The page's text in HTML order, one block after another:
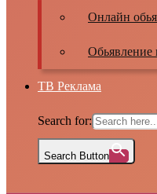
Онлайн
Обьявление
ТВ Реклама
Search for:
Search Button